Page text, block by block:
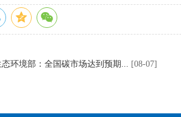
态环境部：全国碳市场达到预期... [08-07]